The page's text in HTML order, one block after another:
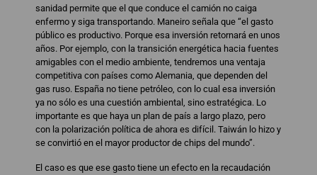
sanidad permite que el que conduce el camión no caiga
enfermo y siga transportando. Maneiro señala que “el gasto
público es productivo. Porque esa inversión retornará en unos
años. Por ejemplo, con la transición energética hacia fuentes
amigables con el medio ambiente, tendremos una ventaja
competitiva con países como Alemania, que dependen del
gas ruso. España no tiene petróleo, con lo cual esa inversión
ya no sólo es una cuestión ambiental, sino estratégica. Lo
importante es que haya un plan de país a largo plazo, pero
con la polarización política de ahora es difícil. Taiwán lo hizo y
se convirtió en el mayor productor de chips del mundo”.
El caso es que ese gasto tiene un efecto en la recaudación